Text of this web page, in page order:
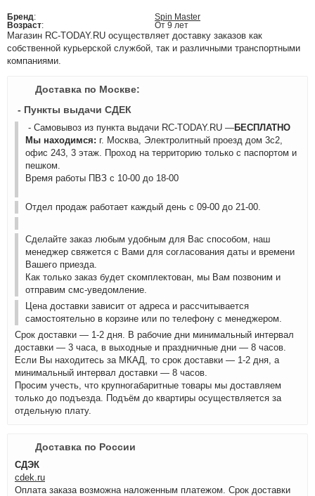
Бренд:
Spin Master
Возраст: От 9 лет
Магазин RC-TODAY.RU осуществляет доставку заказов как
собственной курьерской службой, так и различными транспортными
компаниями.
Доставка по Москве:
- Пункты выдачи СДЕК
- Самовывоз из пункта выдачи RC-TODAY.RU —БЕСПЛАТНО
Мы находимся: г. Москва, Электролитный проезд дом 3с2,
офис 243, 3 этаж. Проход на территорию только с паспортом и
пешком.
Время работы ПВЗ с 10-00 до 18-00
Отдел продаж работает каждый день с 09-00 до 21-00.
Сделайте заказ любым удобным для Вас способом, наш
менеджер свяжется с Вами для согласования даты и времени
Вашего приезда.
Как только заказ будет скомплектован, мы Вам позвоним и
отправим смс-уведомление.
Цена доставки зависит от адреса и рассчитывается
самостоятельно в корзине или по телефону с менеджером.
Срок доставки — 1-2 дня. В рабочие дни минимальный интервал
доставки — 3 часа, в выходные и праздничные дни — 8 часов.
Если Вы находитесь за МКАД, то срок доставки — 1-2 дня, а
минимальный интервал доставки — 8 часов.
Просим учесть, что крупногабаритные товары мы доставляем
только до подъезда. Подъём до квартиры осуществляется за
отдельную плату.
Доставка по России
СДЭК
cdek.ru
Оплата заказа возможна наложенным платежом. Срок доставки